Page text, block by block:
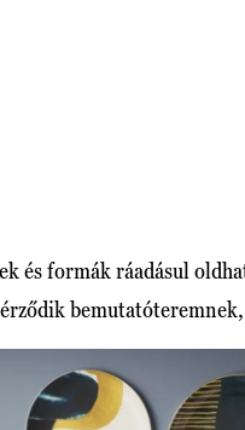
és formák ráadásul